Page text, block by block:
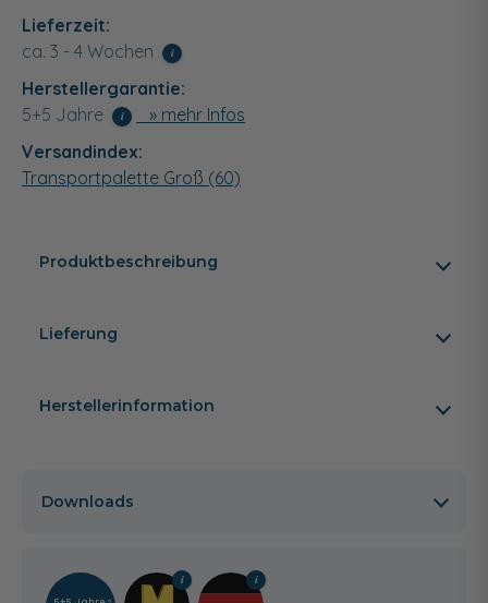
Lieferzeit:
ca. 3 - 4 Wochen
i
Herstellergarantie:
5+5 Jahre
i
» mehr Infos
Versandindex:
Transportpalette Groß (60)
Produktbeschreibung
Lieferung
Herstellerinformation
Downloads